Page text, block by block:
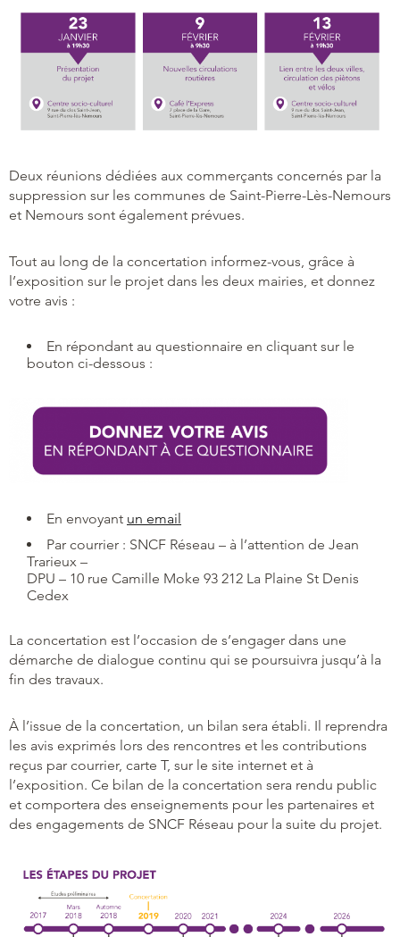
Deux réunions dédiées aux commerçants concernés par la
suppression sur les communes de Saint-Pierre-Lès-Nemours
et Nemours sont également prévues.
Tout au long de la concertation informez-vous, grâce à
l’exposition sur le projet dans les deux mairies, et donnez
votre avis :
En répondant au questionnaire en cliquant sur le
bouton ci-dessous :
En envoyant un email
Par courrier : SNCF Réseau – à l’attention de Jean
Trarieux –
DPU – 10 rue Camille Moke 93 212 La Plaine St Denis
Cedex
La concertation est l’occasion de s’engager dans une
démarche de dialogue continu qui se poursuivra jusqu’à la
fin des travaux.
À l’issue de la concertation, un bilan sera établi. Il reprendra
les avis exprimés lors des rencontres et les contributions
reçus par courrier, carte T, sur le site internet et à
l’exposition. Ce bilan de la concertation sera rendu public
et comportera des enseignements pour les partenaires et
des engagements de SNCF Réseau pour la suite du projet.